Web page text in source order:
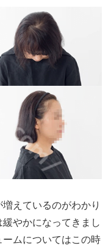
えているのがわかり
やかになってきまし
ムについてはこの時